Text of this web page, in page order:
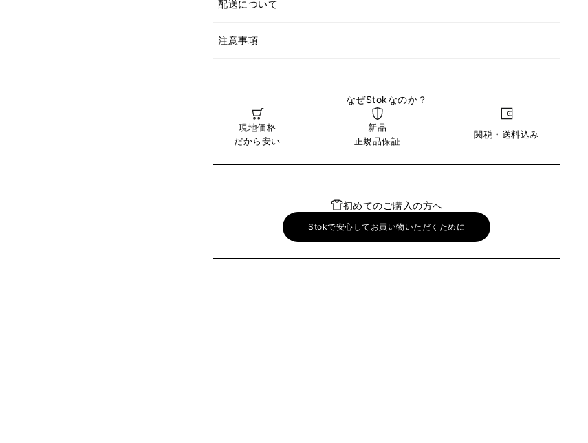
配送について
注意事項
なぜStokなのか？
現地価格
だから安い
新品
正規品保証
関税・送料込み
初めてのご購入の方へ
Stokで安心してお買い物いただくために